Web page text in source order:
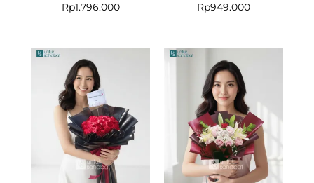
Rp1.796.000
Rp949.000